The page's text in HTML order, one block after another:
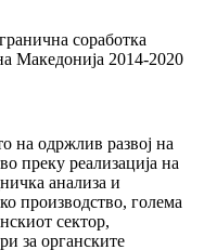
соработка
Македонија 2014-2020
на одржлив развој на
преку реализација на
анализа и
производство, голема
сектор,
за органските